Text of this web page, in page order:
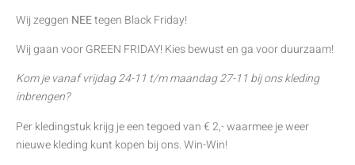
Wij zeggen NEEtegen Black Friday!
Wij gaan voor GREEN FRIDAY! Kies bewust en ga voor duurzaam!
Kom je vanaf vrijdag 24-11 t/m maandag 27-11 bij ons kleding
inbrengen?
Per kledingstuk krijg je een tegoed van € 2,- waarmee je weer
nieuwe kleding kunt kopen bij ons. Win-Win!